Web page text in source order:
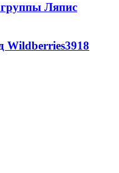
группы Ляпис
Wildberries3918